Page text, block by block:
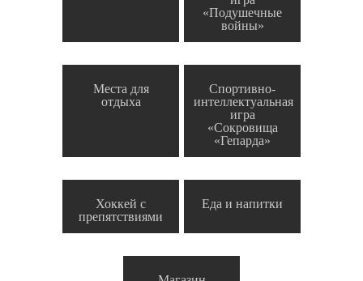
«Подушечные
войны»
Места для
отдыха
Спортивно-
интеллектуальная
игра
«Сокровища
«Гепарда»
Хоккей с
препятствиями
Еда и напитки